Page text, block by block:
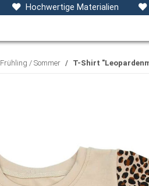
Hochwertige Materialien
Accessoires Decken,
Frühling / Sommer T-Shirt